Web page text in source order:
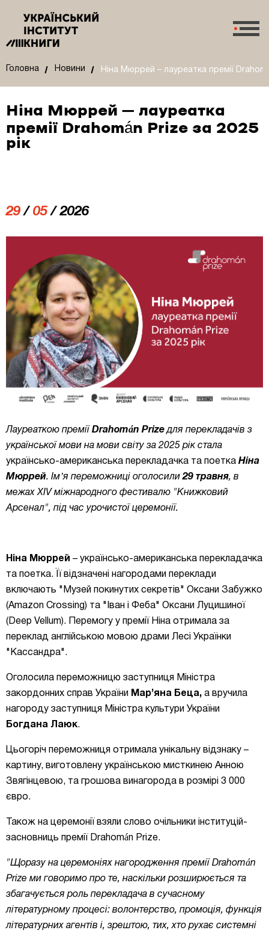
Головна Новини Ніна Мюррей – лауреатка премії
Ніна Мюррей – лауреатка
премії Drahomán Prize за 2025
рік
29 / 05 / 2026
Лауреаткою премії Drahomán Prize для перекладачів з
української мови на мови світу за 2025 рік стала
українсько-американська перекладачка та поетка Ніна
Мюррей. Імʼя переможниці оголосили29 травня, в
межах XIV міжнародного фестивалю "Книжковий
Арсенал", під час урочистої церемонії.
Ніна Мюррей – українсько-американська перекладачка
та поетка. Її відзначені нагородами переклади
включають "Музей покинутих секретів" Оксани Забужко
(Amazon Crossing) та "Іван і Феба" Оксани Луцишиної
(Deep Vellum). Перемогу у премії Ніна отримала за
переклад англійською мовою драми Лесі Українки
"Кассандра".
Оголосила переможницю заступниця Міністра
закордонних справ України Мар’яна Беца, а вручила
нагороду заступниця Міністра культури України
Богдана Лаюк.
Цьогоріч переможниця отримала унікальну відзнаку –
картину, виготовлену українською мисткинею Анною
Звягінцевою, та грошова винагорода в розмірі 3 000
євро.
Також на церемонії взяли слово очільники інституцій-
засновниць премії Drahomán Prize.
"Щоразу на церемоніях нагородження премії Drahomán
Prize ми говоримо про те, наскільки розширюється та
збагачується роль перекладача в сучасному
літературному процесі: волонтерство, промоція, функція
літературних агентів і, зрештою, тих, хто рухає системні